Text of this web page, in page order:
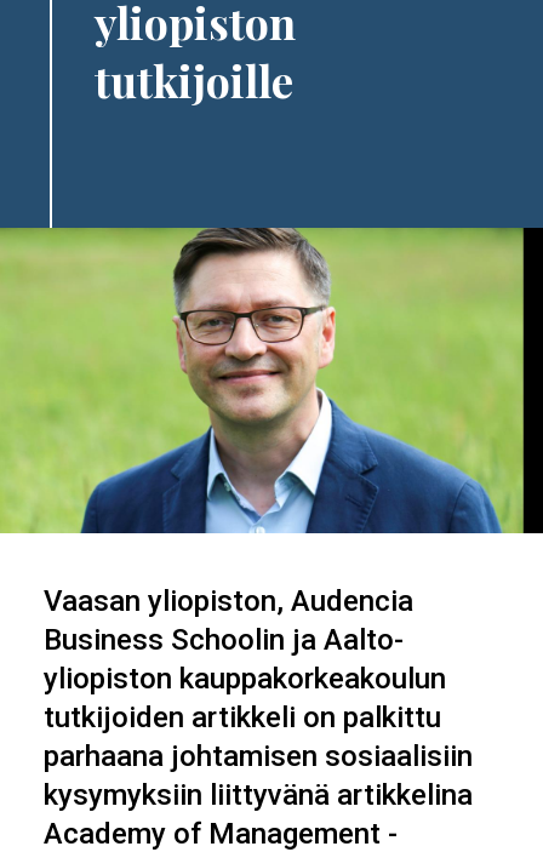
yliopiston
tutkijoille
Image
Vaasan yliopiston, Audencia
Business Schoolin ja Aalto-
yliopiston kauppakorkeakoulun
tutkijoiden artikkeli on palkittu
parhaana johtamisen sosiaalisiin
kysymyksiin liittyvänä artikkelina
Academy of Management -